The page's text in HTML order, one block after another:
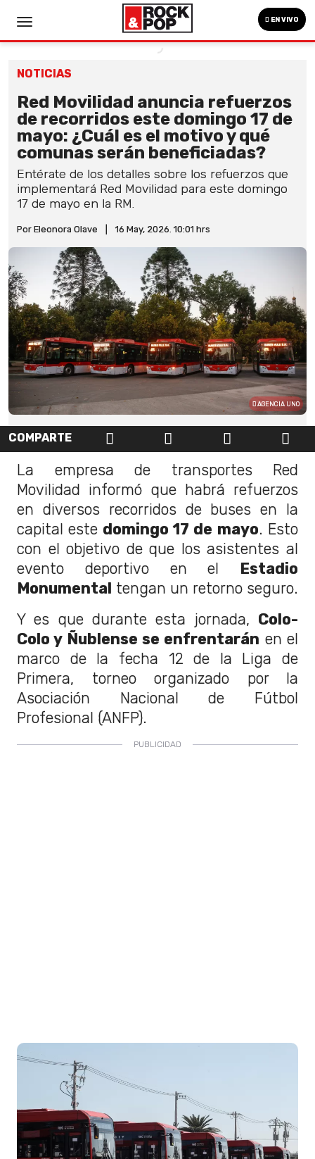
EN VIVO
NOTICIAS
Red Movilidad anuncia refuerzos
de recorridos este domingo 17 de
mayo: ¿Cuál es el motivo y qué
comunas serán beneficiadas?
Entérate de los detalles sobre los refuerzos que
implementará Red Movilidad para este domingo
17 de mayo en la RM.
Por Eleonora Olave 16 May, 2026. 10:01 hrs
AGENCIA UNO
COMPARTE
La empresa de transportes Red
Movilidad informó que habrá refuerzos
en diversos recorridos de buses en la
capital este domingo 17 de mayo. Esto
con el objetivo de que los asistentes al
evento deportivo en el Estadio
Monumental tengan un retorno seguro.
Y es que durante esta jornada, Colo-
Colo y Ñublense se enfrentarán en el
marco de la fecha 12 de la Liga de
Primera, torneo organizado por la
Asociación Nacional de Fútbol
Profesional (ANFP).